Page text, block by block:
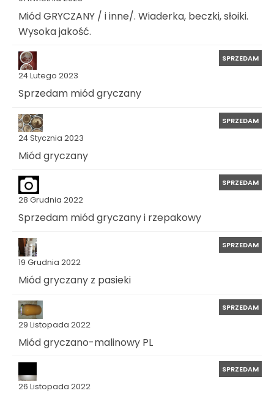
Miód GRYCZANY / i inne/. Wiaderka, beczki, słoiki.
Wysoka jakość.
24 Lutego 2023
SPRZEDAM
Sprzedam miód gryczany
24 Stycznia 2023
SPRZEDAM
Miód gryczany
28 Grudnia 2022
SPRZEDAM
Sprzedam miód gryczany i rzepakowy
19 Grudnia 2022
SPRZEDAM
Miód gryczany z pasieki
29 Listopada 2022
SPRZEDAM
Miód gryczano-malinowy PL
26 Listopada 2022
SPRZEDAM